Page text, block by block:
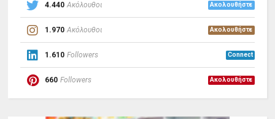
4.440 Ακόλουθοι Ακολουθήστε
1.970 Ακόλουθοι Ακολουθήστε
1.610 Followers Connect
660 Followers Ακολουθήστε